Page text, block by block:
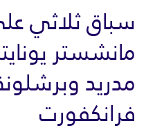
سباق ثلاثي
مانشستر
مدريد
فرانكفورت